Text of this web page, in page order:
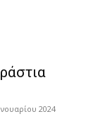
2024